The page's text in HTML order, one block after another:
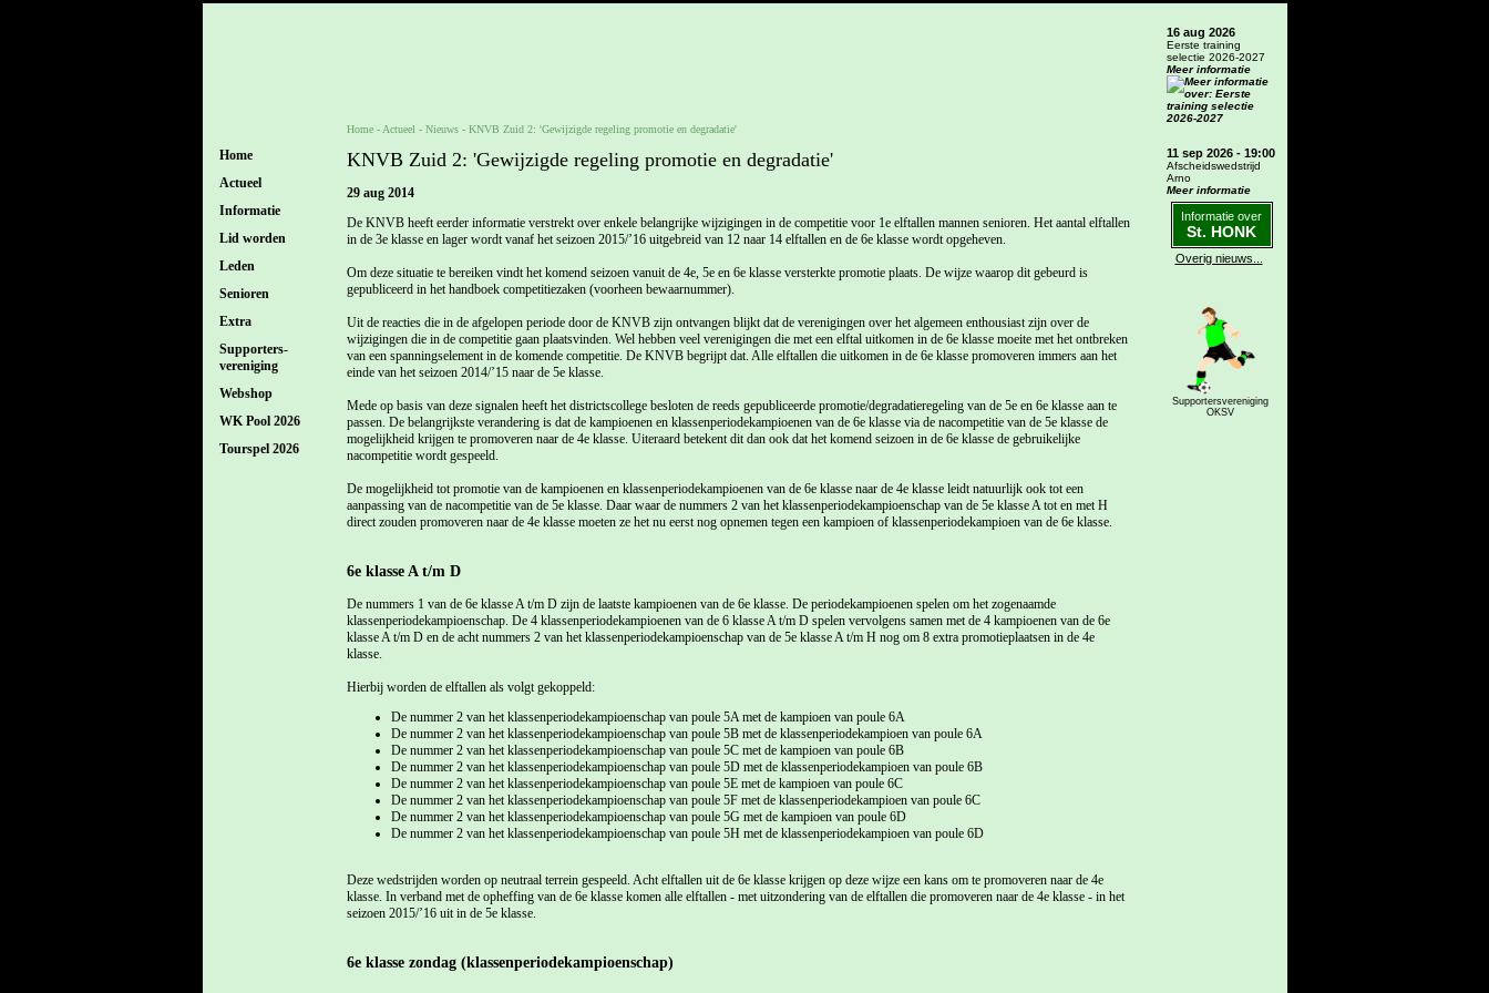
Home
Actueel
Informatie
Lid worden
Leden
Senioren
Extra
Supporters-
vereniging
Webshop
WK Pool 2026
Tourspel 2026
Home- Actueel - Nieuws- KNVB Zuid 2: 'Gewijzigde regeling promotie en degradatie'
KNVB Zuid 2: 'Gewijzigde regeling promotie en degradatie'
29 aug 2014
De KNVB heeft eerder informatie verstrekt over enkele belangrijke wijzigingen in de competitie voor 1e elftallen mannen senioren. Het aantal elftallen
in de 3e klasse en lager wordt vanaf het seizoen 2015/’16 uitgebreid van 12 naar 14 elftallen en de 6e klasse wordt opgeheven.
Om deze situatie te bereiken vindt het komend seizoen vanuit de 4e, 5e en 6e klasse versterkte promotie plaats. De wijze waarop dit gebeurd is
gepubliceerd in het handboek competitiezaken (voorheen bewaarnummer).
Uit de reacties die in de afgelopen periode door de KNVB zijn ontvangen blijkt dat de verenigingen over het algemeen enthousiast zijn over de
wijzigingen die in de competitie gaan plaatsvinden. Wel hebben veel verenigingen die met een elftal uitkomen in de 6e klasse moeite met het ontbreken
van een spanningselement in de komende competitie. De KNVB begrijpt dat. Alle elftallen die uitkomen in de 6e klasse promoveren immers aan het
einde van het seizoen 2014/’15 naar de 5e klasse.
Mede op basis van deze signalen heeft het districtscollege besloten de reeds gepubliceerde promotie/degradatieregeling van de 5e en 6e klasse aan te
passen. De belangrijkste verandering is dat de kampioenen en klassenperiodekampioenen van de 6e klasse via de nacompetitie van de 5e klasse de
mogelijkheid krijgen te promoveren naar de 4e klasse. Uiteraard betekent dit dan ook dat het komend seizoen in de 6e klasse de gebruikelijke
nacompetitie wordt gespeeld.
De mogelijkheid tot promotie van de kampioenen en klassenperiodekampioenen van de 6e klasse naar de 4e klasse leidt natuurlijk ook tot een
aanpassing van de nacompetitie van de 5e klasse. Daar waar de nummers 2 van het klassenperiodekampioenschap van de 5e klasse A tot en met H
direct zouden promoveren naar de 4e klasse moeten ze het nu eerst nog opnemen tegen een kampioen of klassenperiodekampioen van de 6e klasse.
6e klasse A t/m D
De nummers 1 van de 6e klasse A t/m D zijn de laatste kampioenen van de 6e klasse. De periodekampioenen spelen om het zogenaamde
klassenperiodekampioenschap. De 4 klassenperiodekampioenen van de 6 klasse A t/m D spelen vervolgens samen met de 4 kampioenen van de 6e
klasse A t/m D en de acht nummers 2 van het klassenperiodekampioenschap van de 5e klasse A t/m H nog om 8 extra promotieplaatsen in de 4e
klasse.
Hierbij worden de elftallen als volgt gekoppeld:
De nummer 2 van het klassenperiodekampioenschap van poule 5A met de kampioen van poule 6A
De nummer 2 van het klassenperiodekampioenschap van poule 5B met de klassenperiodekampioen van poule 6A
De nummer 2 van het klassenperiodekampioenschap van poule 5C met de kampioen van poule 6B
De nummer 2 van het klassenperiodekampioenschap van poule 5D met de klassenperiodekampioen van poule 6B
De nummer 2 van het klassenperiodekampioenschap van poule 5E met de kampioen van poule 6C
De nummer 2 van het klassenperiodekampioenschap van poule 5F met de klassenperiodekampioen van poule 6C
De nummer 2 van het klassenperiodekampioenschap van poule 5G met de kampioen van poule 6D
De nummer 2 van het klassenperiodekampioenschap van poule 5H met de klassenperiodekampioen van poule 6D
Deze wedstrijden worden op neutraal terrein gespeeld. Acht elftallen uit de 6e klasse krijgen op deze wijze een kans om te promoveren naar de 4e
klasse. In verband met de opheffing van de 6e klasse komen alle elftallen - met uitzondering van de elftallen die promoveren naar de 4e klasse - in het
seizoen 2015/’16 uit in de 5e klasse.
6e klasse zondag (klassenperiodekampioenschap)
16 aug 2026
Eerste training
selectie 2026-2027
Meer informatie
11 sep 2026 - 19:00
Afscheidswedstrijd
Arno
Meer informatie
Informatie over
St. HONK
Overig nieuws...
Supportersvereniging
OKSV